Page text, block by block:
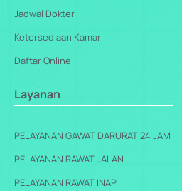
Jadwal Dokter
Ketersediaan Kamar
Daftar Online
Layanan
PELAYANAN GAWAT DARURAT 24 JAM
PELAYANAN RAWAT JALAN
PELAYANAN RAWAT INAP